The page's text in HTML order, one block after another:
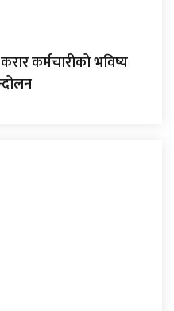
कर्मचारीको भविष्य